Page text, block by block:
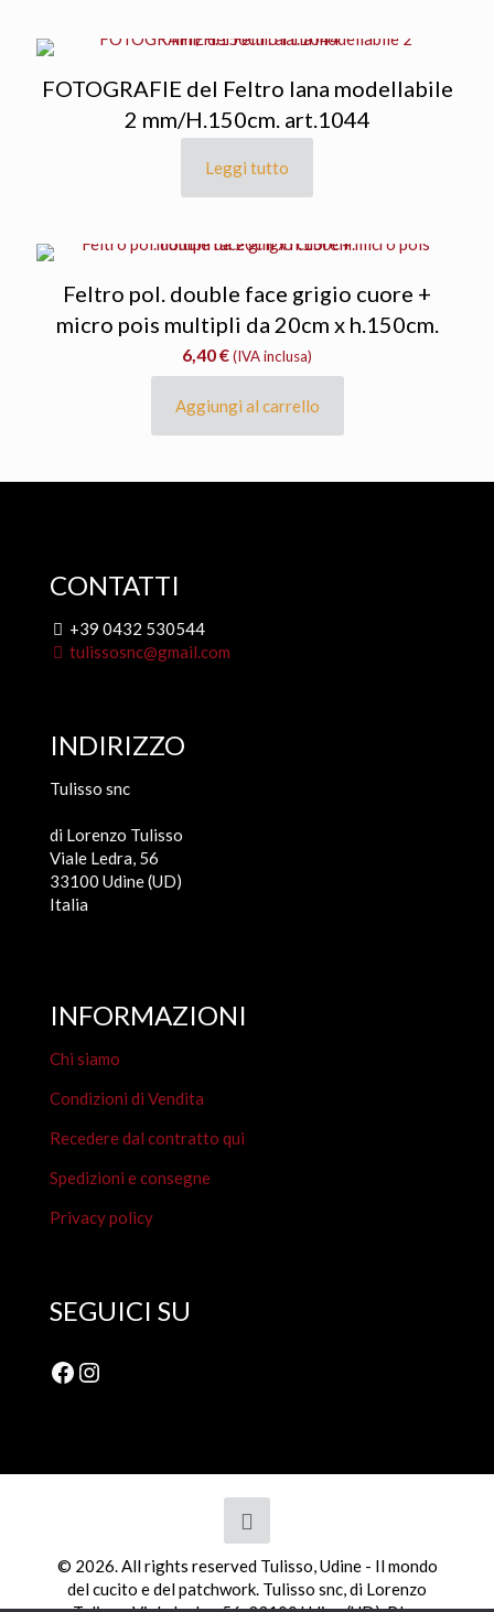
FOTOGRAFIE del Feltro lana modellabile
2 mm/H.150cm. art.1044
Leggi tutto
Feltro pol. double face grigio cuore +
micro pois multipli da 20cm x h.150cm.
6,40€(IVA inclusa)
Aggiungi al carrello
CONTATTI
+39 0432 530544
tulissosnc@gmail.com
INDIRIZZO
Tulisso snc
di Lorenzo Tulisso
Viale Ledra, 56
33100 Udine (UD)
Italia
INFORMAZIONI
Chi siamo
Condizioni di Vendita
Recedere dal contratto qui
Spedizioni e consegne
Privacy policy
SEGUICI SU
Facebook
Instagram
© 2026. All rights reserved Tulisso, Udine - Il mondo
del cucito e del patchwork. Tulisso snc, di Lorenzo